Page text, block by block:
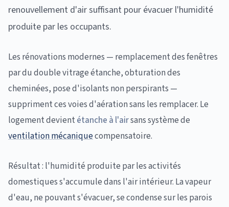
renouvellement d'air suffisant pour évacuer l'humidité
produite par les occupants.
Les rénovations modernes — remplacement des fenêtres
par du double vitrage étanche, obturation des
cheminées, pose d'isolants non perspirants —
suppriment ces voies d'aération sans les remplacer. Le
logement devientétanche à l'airsans système de
ventilation mécaniquecompensatoire.
Résultat : l'humidité produite par les activités
domestiques s'accumule dans l'air intérieur. La vapeur
d'eau, ne pouvant s'évacuer, se condense sur les parois